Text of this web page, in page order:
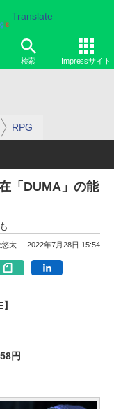
Translate
検索 Impressサイト
RPG
「DUMA」の能
悠太 2022年7月28日 15:54
円